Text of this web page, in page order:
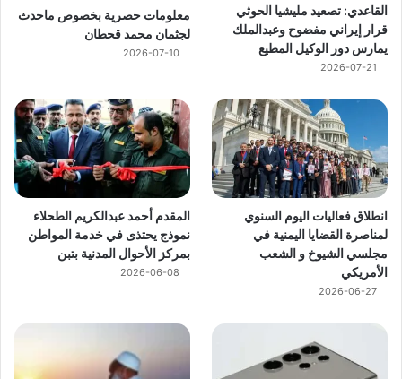
القاعدي: تصعيد مليشيا الحوثي
قرار إيراني مفضوح وعبدالملك
يمارس دور الوكيل المطيع
2026-07-21
معلومات حصرية بخصوص ماحدث
لجثمان محمد قحطان
2026-07-10
انطلاق فعاليات اليوم السنوي
لمناصرة القضايا اليمنية في
مجلسي الشيوخ و الشعب
الأمريكي
2026-06-27
المقدم أحمد عبدالكريم الطحلاء
نموذج يحتذى في خدمة المواطن
بمركز الأحوال المدنية بتبن
2026-06-08